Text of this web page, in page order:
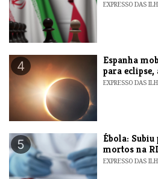
EXPRESSO DAS
4
Espanha
para eclipse,
EXPRESSO DAS
5
​Ébola:
mortos na
EXPRESSO DAS